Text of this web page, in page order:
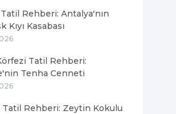
Rehberi: Antalya'nın
Kıyı Kasabası
Tatil Rehberi:
Tenha Cenneti
Tatil Rehberi: Zeytin Kokulu